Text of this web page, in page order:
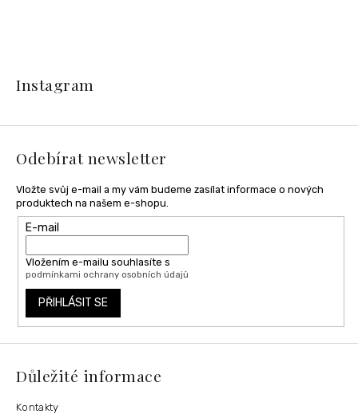
t
Instagram
Odebírat newsletter
Vložte svůj e-mail a my vám budeme zasílat informace o nových
produktech na našem e-shopu.
E-mail
Vložením e-mailu souhlasíte s
podmínkami ochrany osobních údajů
PŘIHLÁSIT SE
Důležité informace
Kontakty